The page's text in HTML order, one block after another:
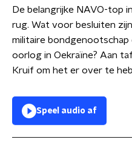
De belangrijke NAVO-top
rug. Wat voor besluiten
militaire
oorlog in Oekraïne? Aan
Kruif om het er over te
Speel audio af